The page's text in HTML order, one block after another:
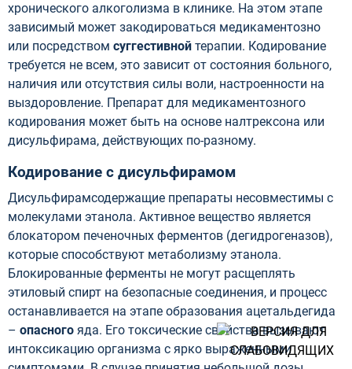
хронического алкоголизма в клинике. На этом этапе
зависимый может закодироваться медикаментозно
или посредством суггестивной терапии. Кодирование
требуется не всем, это зависит от состояния больного,
наличия или отсутствия силы воли, настроенности на
выздоровление. Препарат для медикаментозного
кодирования может быть на основе налтрексона или
дисульфирама, действующих по-разному.
Кодирование с дисульфирамом
Дисульфирамсодержащие препараты несовместимы с
молекулами этанола. Активное вещество является
блокатором печеночных ферментов (дегидрогеназов),
которые способствуют метаболизму этанола.
Блокированные ферменты не могут расщеплять
этиловый спирт на безопасные соединения, и процесс
останавливается на этапе образования ацетальдегида
– опасного яда. Его токсические свойства вызывают
интоксикацию организма с ярко выраженными